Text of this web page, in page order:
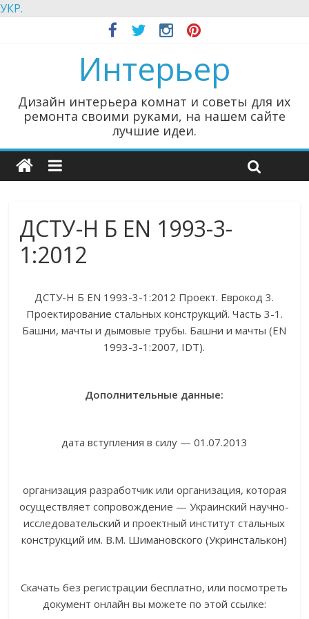
УКР.
Интерьер
Дизайн интерьера комнат и советы для их
ремонта своими руками, на нашем сайте
лучшие идеи.
ДСТУ-Н Б EN 1993-3-
1:2012
ДСТУ-Н Б EN 1993-3-1:2012 Проект. Еврокод 3.
Проектирование стальных конструкций. Часть 3-1.
Башни, мачты и дымовые трубы. Башни и мачты (EN
1993-3-1:2007, IDT).
Дополнительные данные:
дата вступления в силу — 01.07.2013
организация разработчик или организация, которая
осуществляет сопровождение — Украинский научно-
исследовательский и проектный институт стальных
конструкций им. В.М. Шимановского (Укринсталькон)
Скачать без регистрации бесплатно, или посмотреть
документ онлайн вы можете по этой ссылке: